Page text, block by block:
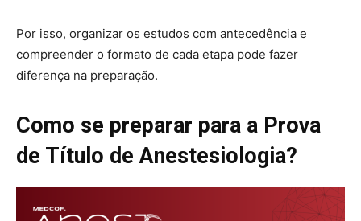
Por isso, organizar os estudos com antecedência e
compreender o formato de cada etapa pode fazer
diferença na preparação.
Como se preparar para a Prova
de Título de Anestesiologia?